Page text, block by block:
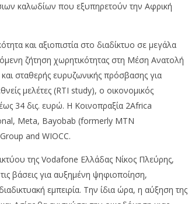
καλωδίων που εξυπηρετούν την Αφρική
και αξιοπιστία στο διαδίκτυο σε μεγάλα
ζήτηση χωρητικότητας στη Μέση Ανατολή
σταθερής ευρυζωνικής πρόσβασης για
μελέτες (RTI study), ο οικονομικός
34 δις. ευρώ. Η Κοινοπραξία 2Africa
Meta, Bayobab (formerly MTN
and WIOCC.
της Vodafone Ελλάδας Νίκος Πλεύρης,
βάσεις για αυξημένη ψηφιοποίηση,
εμπειρία. Την ίδια ώρα, η αύξηση της